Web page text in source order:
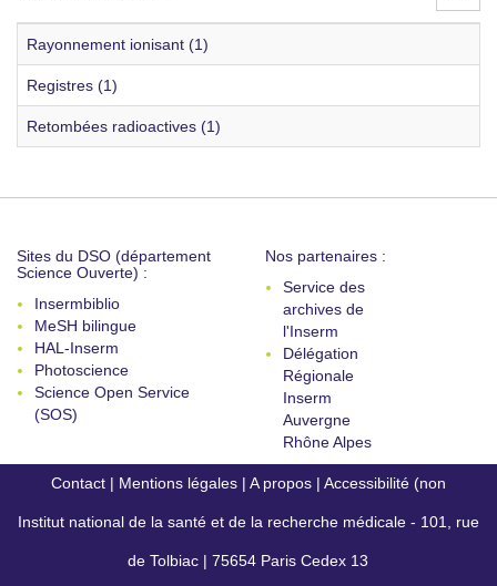
Rayonnement ionisant (1)
Registres (1)
Retombées radioactives (1)
Sites du DSO (département
Science Ouverte) :
Insermbiblio
MeSH bilingue
HAL-Inserm
Photoscience
Science Open Service
(SOS)
Nos partenaires :
Service des
archives de
l'Inserm
Délégation
Régionale
Inserm
Auvergne
Rhône Alpes
Contact | Mentions légales | A propos | Accessibilité (non
conforme)
Institut national de la santé et de la recherche médicale - 101, rue
de Tolbiac | 75654 Paris Cedex 13